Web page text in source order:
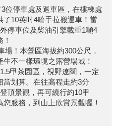
位停車處及迴車區，在樓梯處
10英吋4輪手拉搬運車！當
停車位及柴油引擎載重1噸4
！本營區海拔約300公尺，
不一樣環境之露營場域！
甲茶園區，視野遼闊，一定
划算。在往高程走約3分
頂景觀，再可繞行約10甲
服務，到山上欣賞景觀喔！